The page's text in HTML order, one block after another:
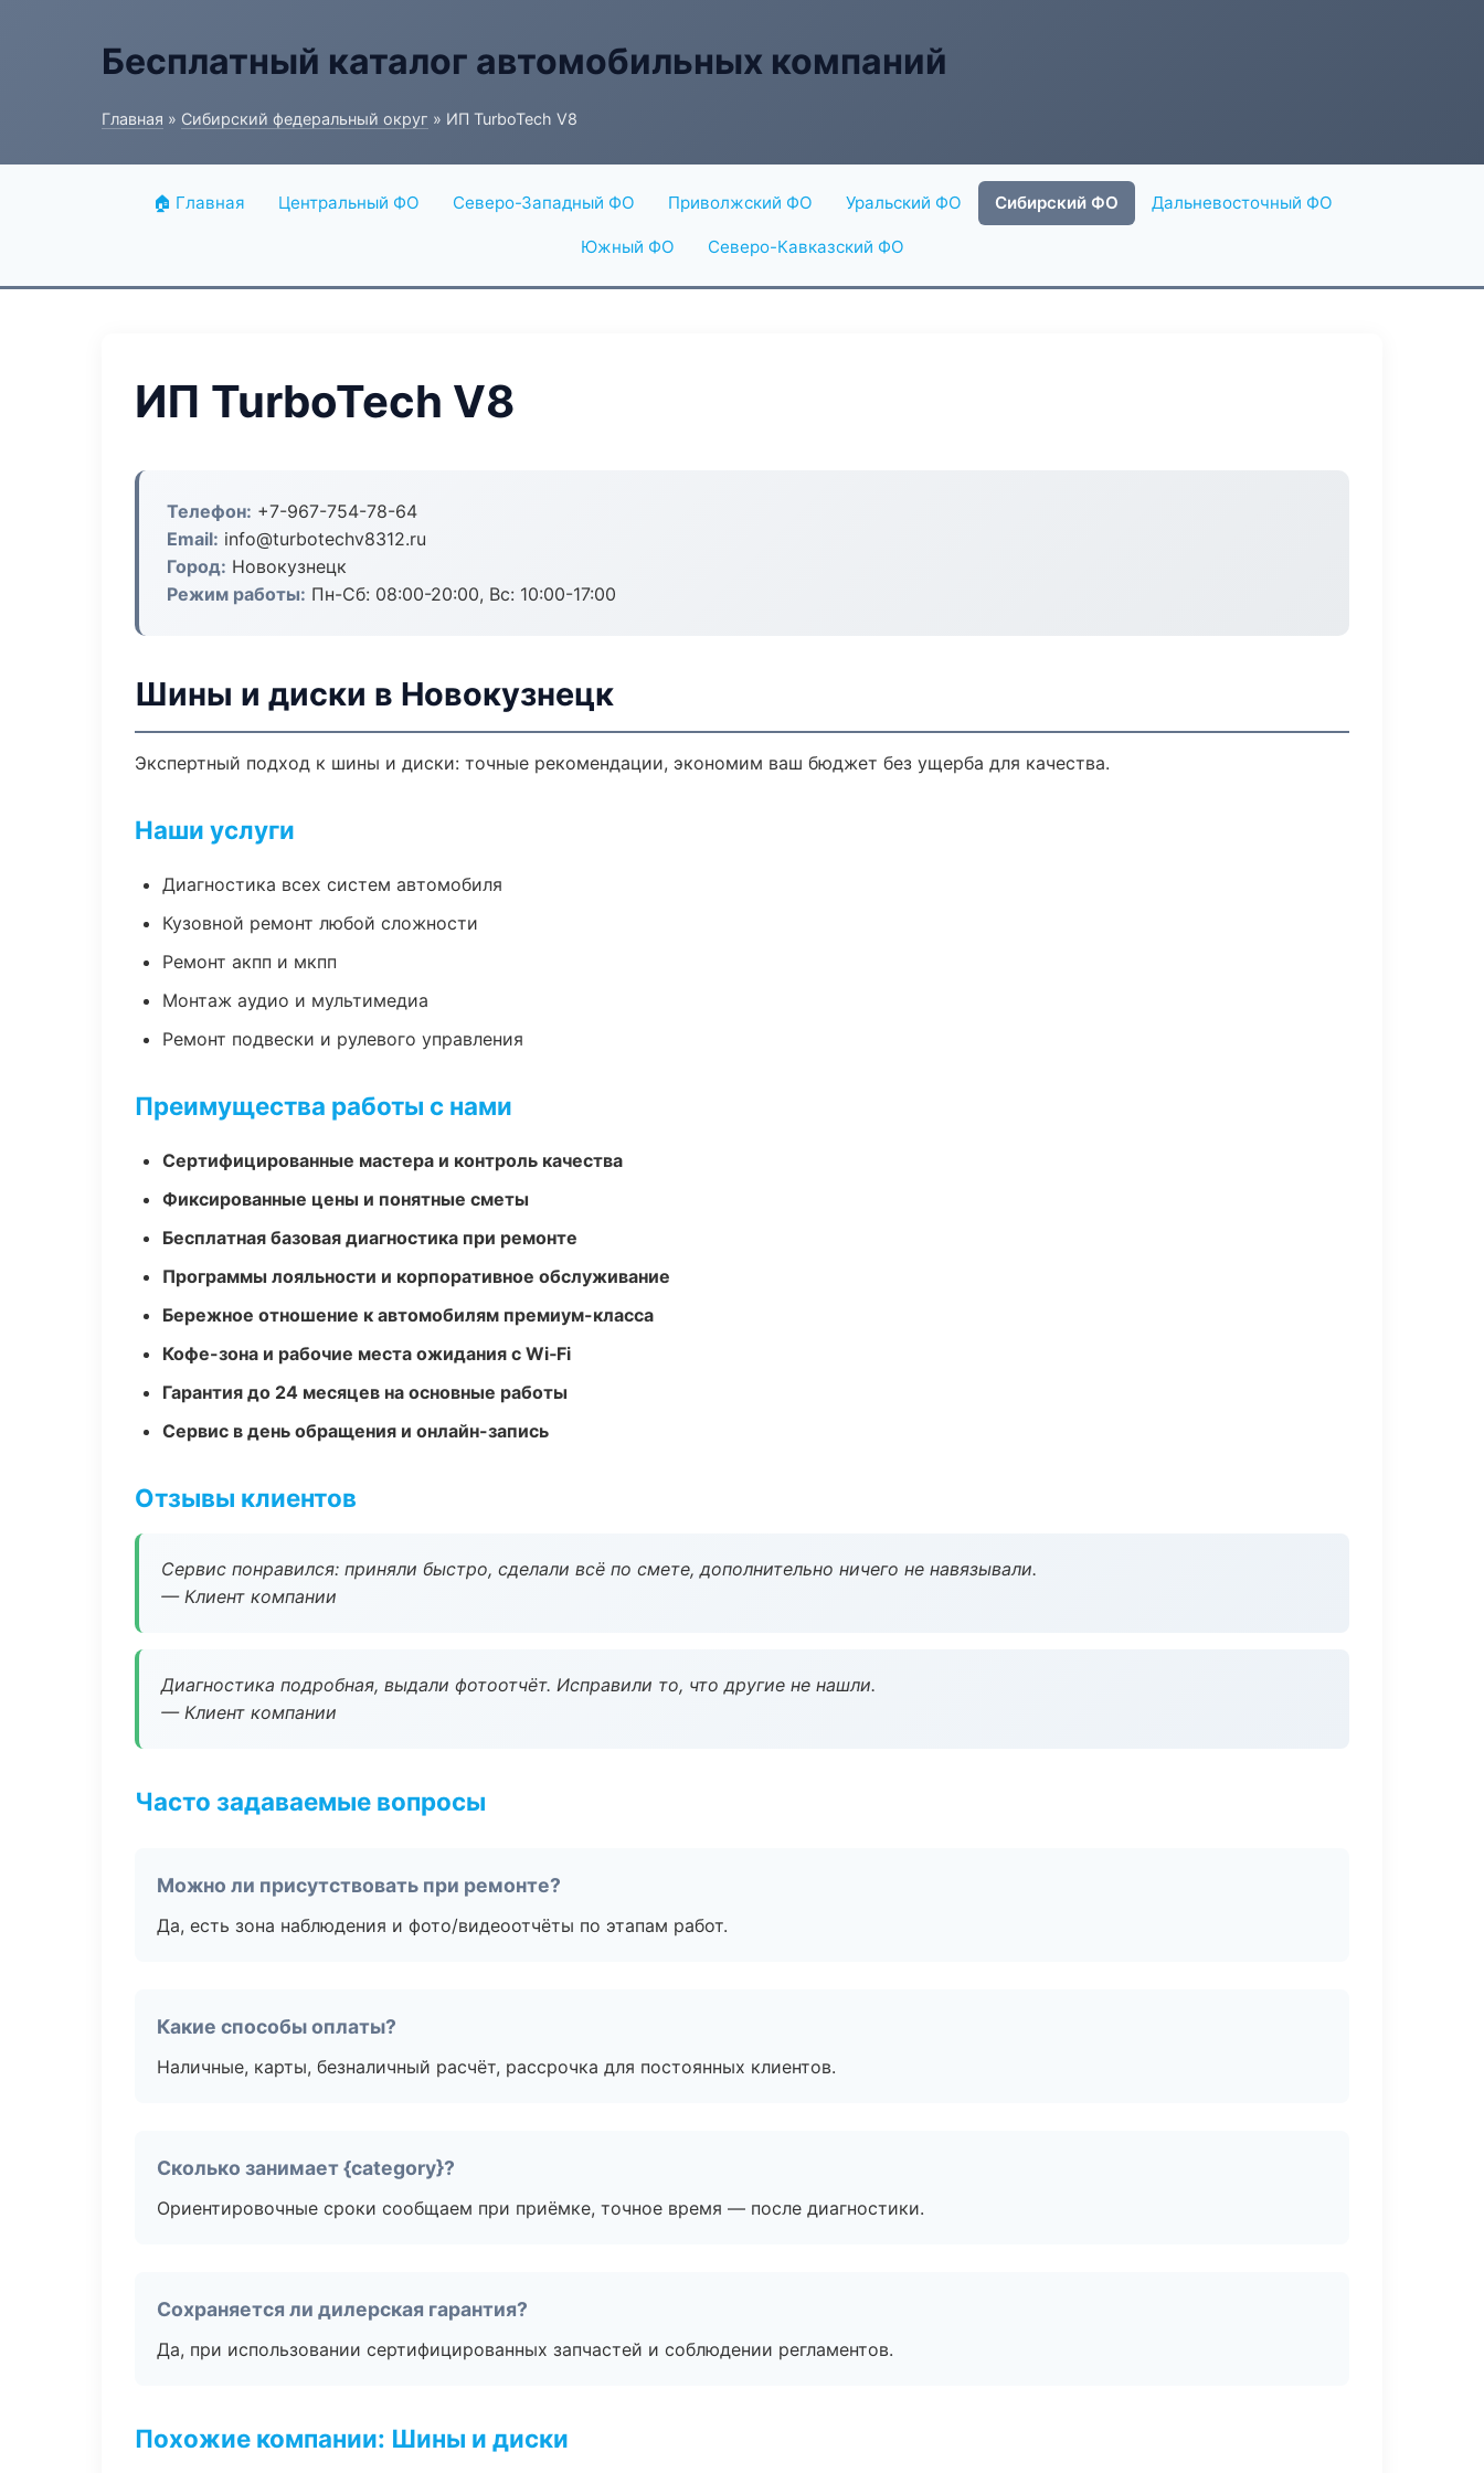
Бесплатный каталог автомобильных компаний
Главная » Сибирский федеральный округ » ИП TurboTech V8
🏠 Главная Центральный ФО Северо-Западный ФО Приволжский ФО Уральский ФО Сибирский ФО Дальневосточный ФО
Южный ФО Северо-Кавказский ФО
ИП TurboTech V8
Телефон: +7-967-754-78-64
Email: info@turbotechv8312.ru
Город: Новокузнецк
Режим работы: Пн-Сб: 08:00-20:00, Вс: 10:00-17:00
Шины и диски в Новокузнецк
Экспертный подход к шины и диски: точные рекомендации, экономим ваш бюджет без ущерба для качества.
Наши услуги
Диагностика всех систем автомобиля
Кузовной ремонт любой сложности
Ремонт акпп и мкпп
Монтаж аудио и мультимедиа
Ремонт подвески и рулевого управления
Преимущества работы с нами
Сертифицированные мастера и контроль качества
Фиксированные цены и понятные сметы
Бесплатная базовая диагностика при ремонте
Программы лояльности и корпоративное обслуживание
Бережное отношение к автомобилям премиум-класса
Кофе-зона и рабочие места ожидания с Wi‑Fi
Гарантия до 24 месяцев на основные работы
Сервис в день обращения и онлайн-запись
Отзывы клиентов
Сервис понравился: приняли быстро, сделали всё по смете, дополнительно ничего не навязывали.
— Клиент компании
Диагностика подробная, выдали фотоотчёт. Исправили то, что другие не нашли.
— Клиент компании
Часто задаваемые вопросы
Можно ли присутствовать при ремонте?
Да, есть зона наблюдения и фото/видеоотчёты по этапам работ.
Какие способы оплаты?
Наличные, карты, безналичный расчёт, рассрочка для постоянных клиентов.
Сколько занимает {category}?
Ориентировочные сроки сообщаем при приёмке, точное время — после диагностики.
Сохраняется ли дилерская гарантия?
Да, при использовании сертифицированных запчастей и соблюдении регламентов.
Похожие компании: Шины и диски